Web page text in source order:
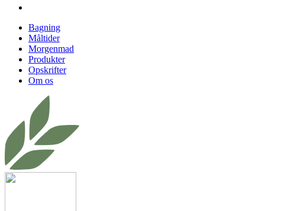
Bagning
Måltider
Morgenmad
Produkter
Opskrifter
Om os